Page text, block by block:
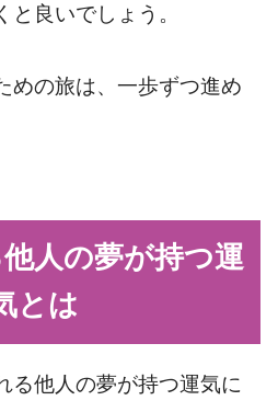
良いでしょう。
めの旅は、一歩ずつ進め
人の夢が持つ運
とは
る他人の夢が持つ運気に